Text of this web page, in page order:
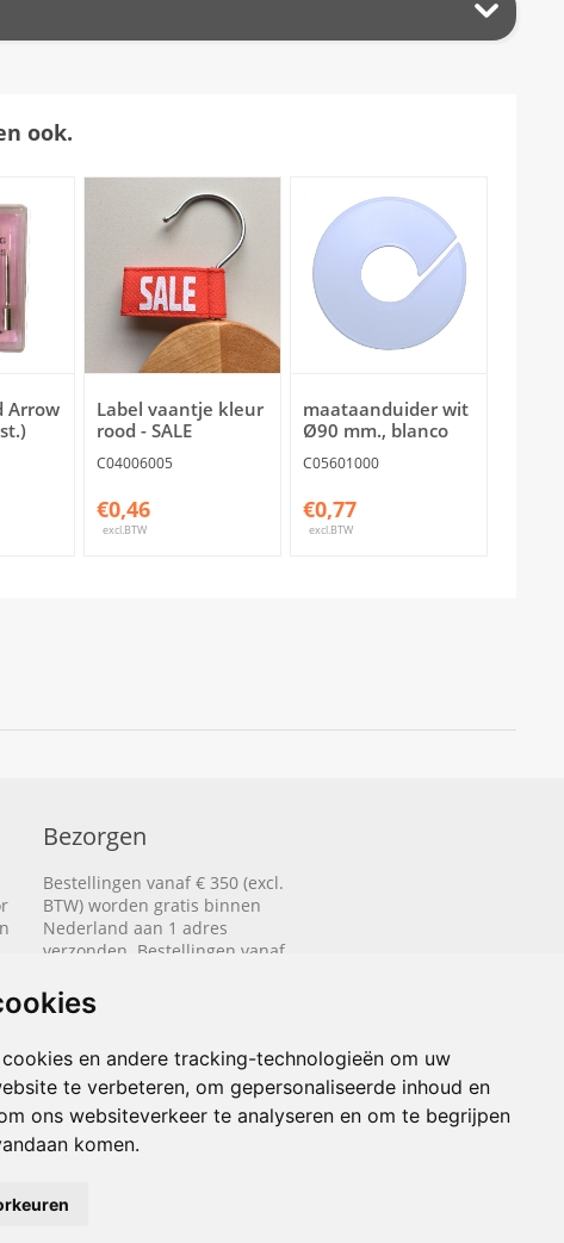
en andere tracking-technologieën om uw
te verbeteren, om gepersonaliseerde inhoud en
ons websiteverkeer te analyseren en om te begrijpen
komen.
ook.
Arrow
Label vaantje kleur
rood - SALE
C04006005
€0,46
excl.BTW
maataanduider wit
Ø90 mm., blanco
C05601000
€0,77
excl.BTW
Bezorgen
Bestellingen vanaf € 350 (excl.
BTW) worden gratis binnen
Nederland aan 1 adres
verzonden. Bestellingen vanaf
gratis naar België aan 1 adres
verzonden.
Lees hier hoe het bezorgen
werkt.